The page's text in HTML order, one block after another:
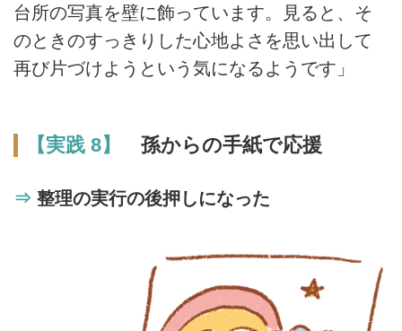
台所の写真を壁に飾っています。見ると、そ
のときのすっきりした心地よさを思い出して
再び片づけようという気になるようです」
【実践 8】 孫からの手紙で応援
⇒ 整理の実行の後押しになった